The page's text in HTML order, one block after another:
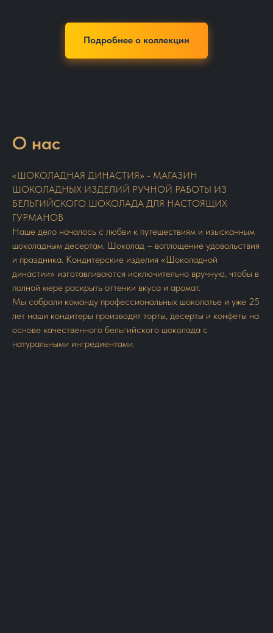
Подробнее о коллекции
О нас
«ШОКОЛАДНАЯ ДИНАСТИЯ» - МАГАЗИН
ШОКОЛАДНЫХ ИЗДЕЛИЙ РУЧНОЙ РАБОТЫ ИЗ
БЕЛЬГИЙСКОГО ШОКОЛАДА ДЛЯ НАСТОЯЩИХ
ГУРМАНОВ
Наше дело началось с любви к путешествиям и изысканным
шоколадным десертам. Шоколад – воплощение удовольствия
и праздника. Кондитерские изделия «Шоколадной
династии» изготавливаются исключительно вручную, чтобы в
полной мере раскрыть оттенки вкуса и аромат.
Мы собрали команду профессиональных шоколатье и уже 25
лет наши кондитеры производят торты, десерты и конфеты на
основе качественного бельгийского шоколада с
натуральными ингредиентами.